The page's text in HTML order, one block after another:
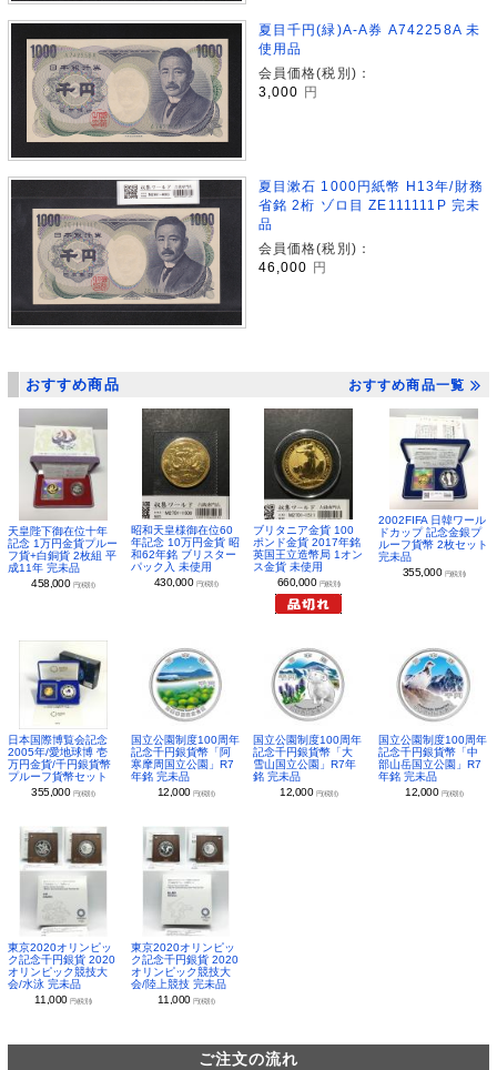
夏目千円(緑)A-A券 A742258A 未
使用品
会員価格(税別)：
3,000
円
夏目漱石 1000円紙幣 H13年/財務
省銘 2桁 ゾロ目 ZE111111P 完未
品
会員価格(税別)：
46,000
円
おすすめ商品 おすすめ商品一覧
天皇陛下御在位十年
記念 1万円金貨プルー
フ貨+白銅貨 2枚組 平
成11年 完未品
458,000 円(税別)
昭和天皇様御在位60
年記念 10万円金貨 昭
和62年銘 ブリスター
パック入 未使用
430,000 円(税別)
ブリタニア金貨 100
ポンド金貨 2017年銘
英国王立造幣局 1オン
ス金貨 未使用
660,000 円(税別)
2002FIFA 日韓ワール
ドカップ 記念金銀プ
ルーフ貨幣 2枚セット
完未品
355,000 円(税別)
日本国際博覧会記念
2005年/愛地球博 壱
万円金貨/千円銀貨幣
プルーフ貨幣セット
355,000 円(税別)
国立公園制度100周年
記念千円銀貨幣「阿
寒摩周国立公園」R7
年銘 完未品
12,000 円(税別)
国立公園制度100周年
記念千円銀貨幣「大
雪山国立公園」R7年
銘 完未品
12,000 円(税別)
国立公園制度100周年
記念千円銀貨幣「中
部山岳国立公園」R7
年銘 完未品
12,000 円(税別)
東京2020オリンピッ
ク記念千円銀貨 2020
オリンピック競技大
会/水泳 完未品
11,000円(税別)
東京2020オリンピッ
ク記念千円銀貨 2020
オリンピック競技大
会/陸上競技 完未品
11,000 円(税別)
ご注文の流れ